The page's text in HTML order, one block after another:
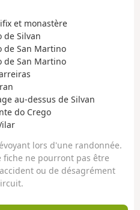
et monastère
de Silvan
de San Martino
de San Martino
au-dessus de Silvan
do Crego
lors d'une randonnée.
fiche ne pourront pas être
ou de désagrément